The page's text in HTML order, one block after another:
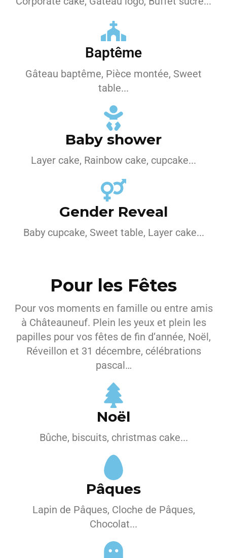
Baptême
Gâteau baptême, Pièce montée, Sweet
table...
Baby shower
Layer cake, Rainbow cake, cupcake...
Gender Reveal
Baby cupcake, Sweet table, Layer cake...
Pour les Fêtes
Pour vos moments en famille ou entre amis
à Châteauneuf. Plein les yeux et plein les
papilles pour vos fêtes de fin d’année, Noël,
Réveillon et 31 décembre, célébrations
pascal…
Noël
Bûche, biscuits, christmas cake...
Pâques
Lapin de Pâques, Cloche de Pâques,
Chocolat...